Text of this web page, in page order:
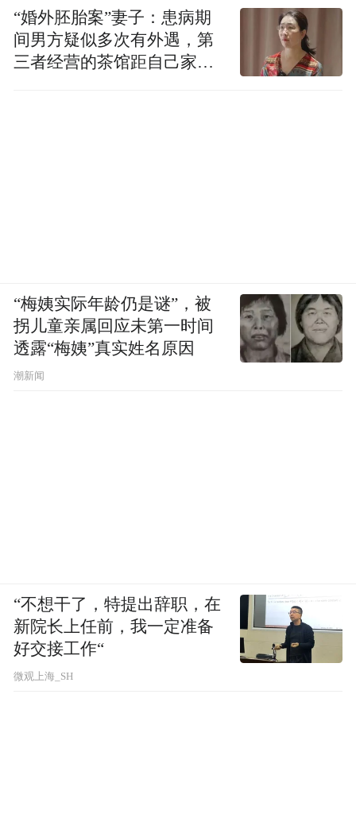
“婚外胚胎案”妻子：患病期
间男方疑似多次有外遇，第
三者经营的茶馆距自己家步
“梅姨实际年龄仍是谜”，被
拐儿童亲属回应未第一时间
透露“梅姨”真实姓名原因
潮新闻
“不想干了，特提出辞职，在
新院长上任前，我一定准备
好交接工作“
微观上海_SH